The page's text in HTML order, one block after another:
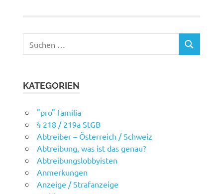
nach:
SUCHEN
KATEGORIEN
"pro" familia
§ 218 / 219a StGB
Abtreiber – Österreich / Schweiz
Abtreibung, was ist das genau?
Abtreibungslobbyisten
Anmerkungen
Anzeige / Strafanzeige